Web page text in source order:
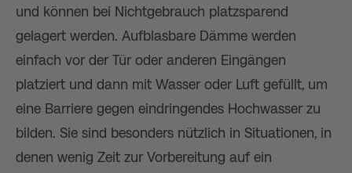
und können bei Nichtgebrauch platzsparend
gelagert werden. Aufblasbare Dämme werden
einfach vor der Tür oder anderen Eingängen
platziert und dann mit Wasser oder Luft gefüllt, um
eine Barriere gegen eindringendes Hochwasser zu
bilden. Sie sind besonders nützlich in Situationen, in
denen wenig Zeit zur Vorbereitung auf ein